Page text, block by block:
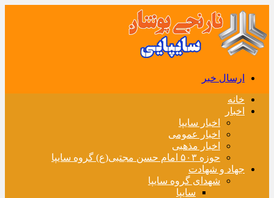
ارسال خبر
خانه
اخبار
اخبار سایپا
اخبار عمومی
اخبار مذهبی
حوزه ۵۰۳ امام حسن مجتبی(ع) گروه سایپا
جهاد و شهادت
شهدای گروه سایپا
سایپا